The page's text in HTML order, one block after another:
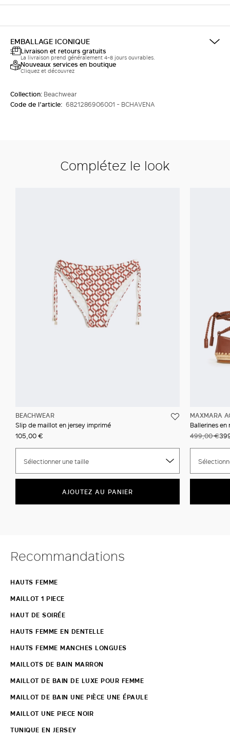
EMBALLAGE ICONIQUE
Livraison et retours gratuits
La livraison prend généralement 4-8 jours ouvrables.
Nouveaux services en boutique
Cliquez et découvrez
Collection: Beachwear
Code de l’article: 6821286906001 - BCHAVENA
Complétez le look
BEACHWEAR
Slip de maillot en jersey imprimé
105,00 €
Sélectionner une taille
AJOUTEZ AU PANIER
MAXMARA
Ballerines
499,00 €
Recommandations
HAUTS FEMME
MAILLOT 1 PIECE
HAUT DE SOIRÉE
HAUTS FEMME EN DENTELLE
HAUTS FEMME MANCHES LONGUES
MAILLOTS DE BAIN MARRON
MAILLOT DE BAIN DE LUXE POUR FEMME
MAILLOT DE BAIN UNE PIÈCE UNE ÉPAULE
MAILLOT UNE PIECE NOIR
TUNIQUE EN JERSEY